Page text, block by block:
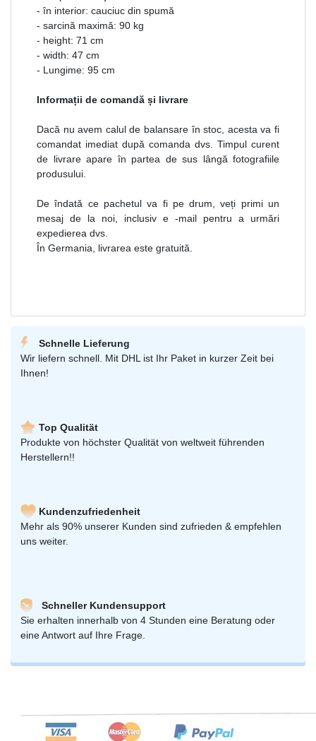
- în interior: cauciuc din spumă
- sarcină maximă: 90 kg
- height: 71 cm
- width: 47 cm
- Lungime: 95 cm
Informații de comandă și livrare
Dacă nu avem calul de balansare în stoc, acesta va fi
comandat imediat după comanda dvs. Timpul curent
de livrare apare în partea de sus lângă fotografiile
produsului.
De îndată ce pachetul va fi pe drum, veți primi un
mesaj de la noi, inclusiv e -mail pentru a urmări
expedierea dvs.
În Germania, livrarea este gratuită.
Schnelle Lieferung
Wir liefern schnell. Mit DHL ist Ihr Paket in kurzer Zeit bei
Ihnen!
Top Qualität
Produkte von höchster Qualität von weltweit führenden
Herstellern!!
Kundenzufriedenheit
Mehr als 90% unserer Kunden sind zufrieden & empfehlen
uns weiter.
Schneller Kundensupport
Sie erhalten innerhalb von 4 Stunden eine Beratung oder
eine Antwort auf Ihre Frage.